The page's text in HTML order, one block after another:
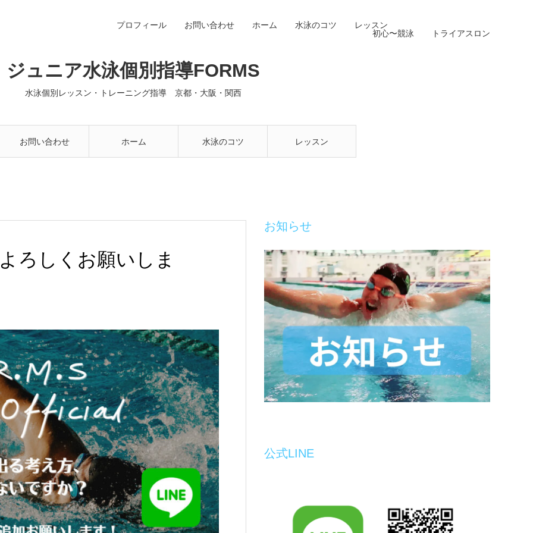
ジュニア水泳個別指導FORMS
水泳個別レッスン・トレーニング指導 京都・大阪・関西
お問い合わせ ホーム 水泳のコツ レッスン
プロフィール お問い合わせ ホーム 水泳のコツ
レッスン
初心〜競泳
トライアスロン
ろしくお願いしま
お知らせ
公式LINE